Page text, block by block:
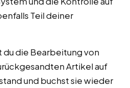
Teil deiner
die Bearbeitung von
Artikel auf
und buchst sie wieder